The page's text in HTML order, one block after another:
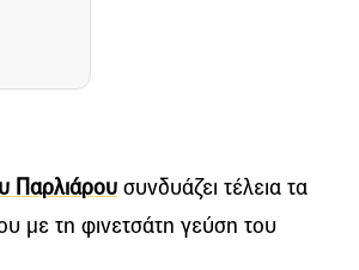
Παρλιάρου συνδυάζει τέλεια τα
με τη φινετσάτη γεύση του